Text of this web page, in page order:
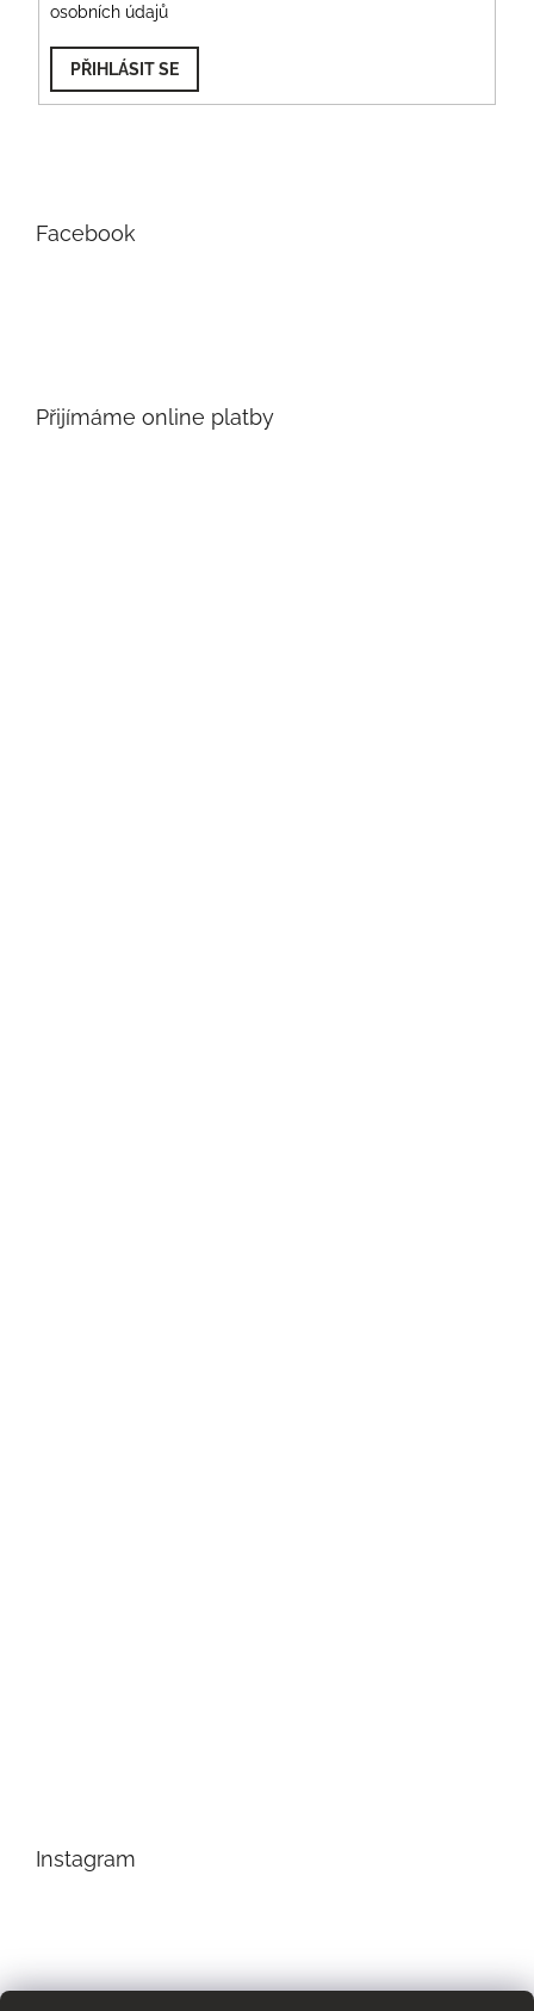
osobních údajů
PŘIHLÁSIT SE
Facebook
Přijímáme online platby
Instagram